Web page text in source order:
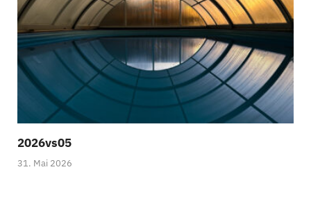
2026vs05
31. Mai 2026